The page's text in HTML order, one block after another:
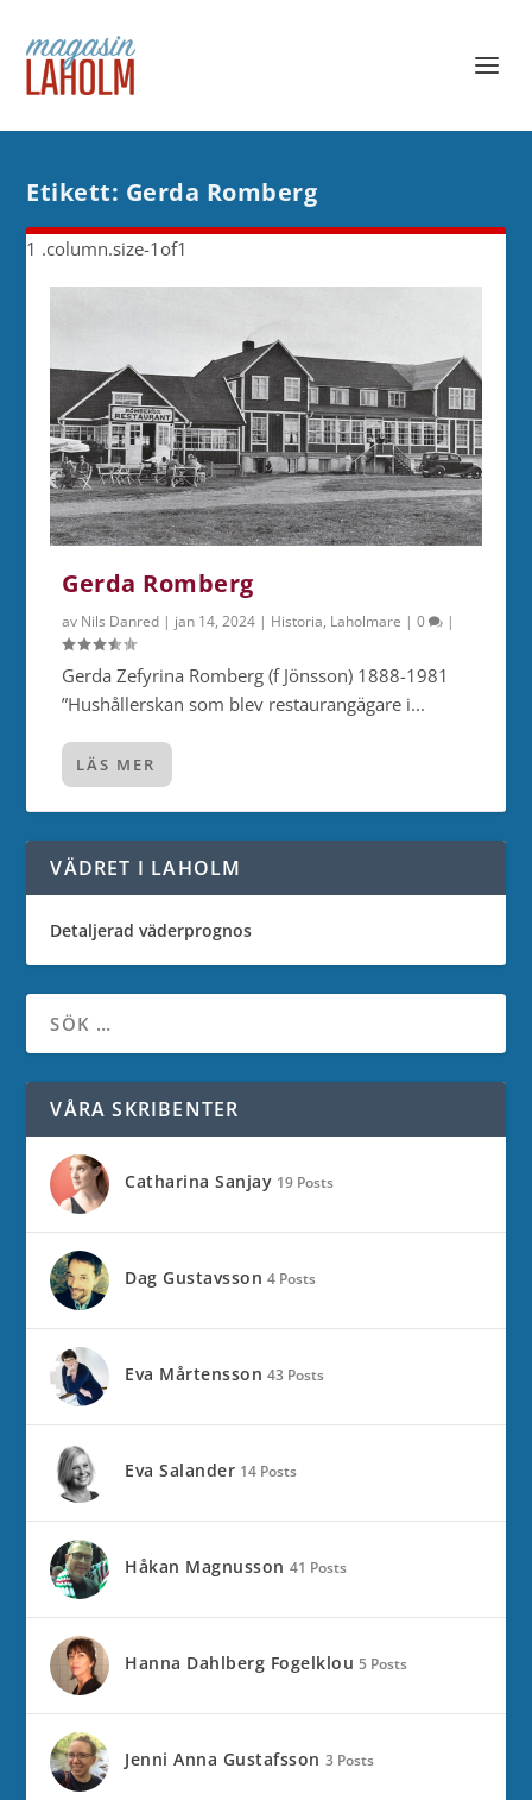
Etikett: Gerda Romberg
Gerda Romberg
av Nils Danred | jan 14, 2024 | Historia, Laholmare |0 |
Gerda Zefyrina Romberg (f Jönsson) 1888-1981
”Hushållerskan som blev restaurangägare i...
LÄS MER
VÄDRET I LAHOLM
Detaljerad väderprognos
VÅRA SKRIBENTER
Catharina Sanjay 19 Posts
Dag Gustavsson 4 Posts
Eva Mårtensson 43 Posts
Eva Salander 14 Posts
Håkan Magnusson 41 Posts
Hanna Dahlberg Fogelklou 5 Posts
Jenni Anna Gustafsson 3 Posts